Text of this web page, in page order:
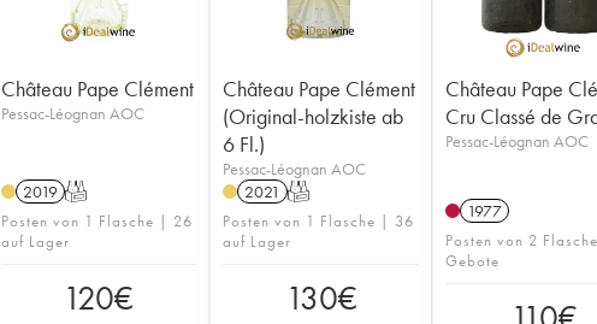
Château Pape Clément
Pessac-Léognan AOC
2019 T
Posten von 1 Flasche | 26
auf Lager
120€
Château Pape Clément
(Original-holzkiste ab
6 Fl.)
Pessac-Léognan AOC
2021 T
Posten von 1 Flasche | 36
auf Lager
130€
Château Pape
Cru Classé de
Pessac-Léognan AOC
1977
Posten von 2
Gebote